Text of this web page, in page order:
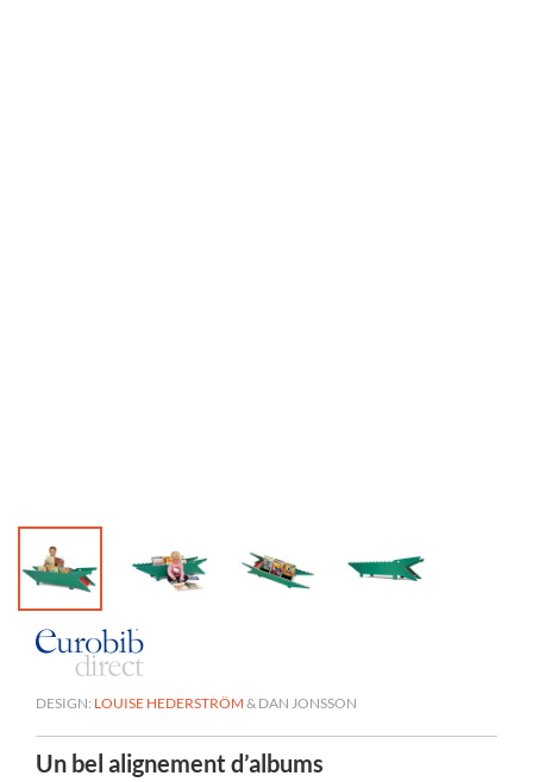
DESIGN: LOUISE HEDERSTRÖM & DAN JONSSON
Un bel alignement d’albums